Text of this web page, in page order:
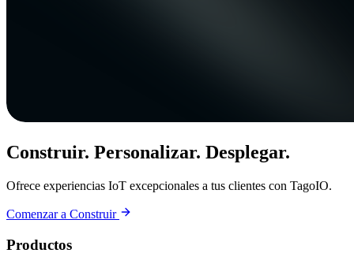
Construir. Personalizar. Desplegar.
Ofrece experiencias IoT excepcionales a tus clientes con TagoIO.
Comenzar a Construir
Productos